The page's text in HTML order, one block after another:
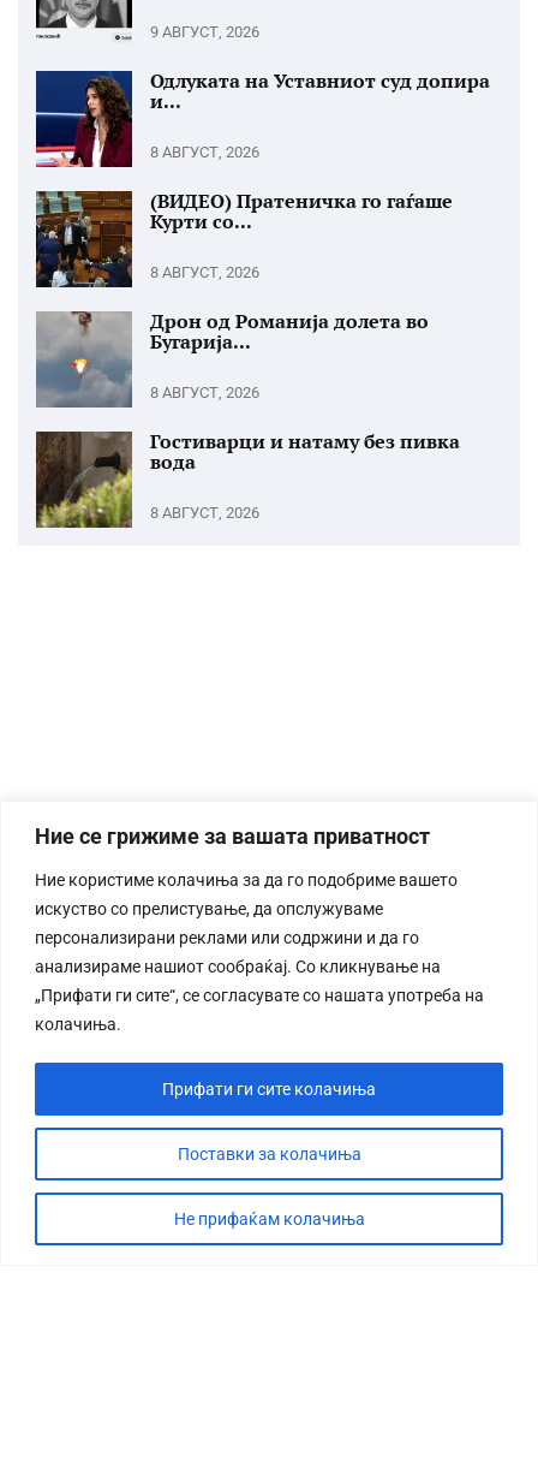
Ние се грижиме за вашата приватност
Ние користиме колачиња за да го подобриме вашето
искуство со прелистување, да опслужуваме
персонализирани реклами или содржини и да го
анализираме нашиот сообраќај. Со кликнување на
„Прифати ги сите“, се согласувате со нашата употреба на
колачиња.
Поставки за колачиња
Не прифаќам колачиња
Прифати ги сите колачиња
9 АВГУСТ, 2026
Одлуката на Уставниот суд допира
и...
8 АВГУСТ, 2026
(ВИДЕО) Пратеничка го гаѓаше
Курти со...
8 АВГУСТ, 2026
Дрон од Романија долета во
Бугарија...
8 АВГУСТ, 2026
Гостиварци и натаму без пивка
вода
8 АВГУСТ, 2026